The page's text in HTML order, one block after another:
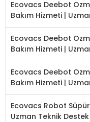
Ecovacs Deebot
Bakım Hizmeti |
Ecovacs Deebot
Bakım Hizmeti |
Ecovacs Deebot
Bakım Hizmeti |
Ecovacs Robot
Uzman Teknik Destek